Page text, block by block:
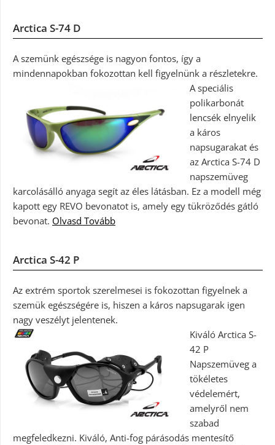
Arctica S-74 D
A szemünk egészsége is nagyon fontos, így a
mindennapokban fokozottan kell figyelnünk a részletekre.
A speciális
polikarbonát
lencsék elnyelik
a káros
napsugarakat és
az Arctica S-74 D
napszemüveg
karcolásálló anyaga segít az éles látásban. Ez a modell még
kapott egy REVO bevonatot is, amely egy tükröződés gátló
bevonat. Olvasd Tovább
Arctica S-42 P
Az extrém sportok szerelmesei is fokozottan figyelnek a
szemük egészségére is, hiszen a káros napsugarak igen
nagy veszélyt jelentenek.
Kiváló Arctica S-
42 P
Napszemüveg a
tökéletes
védelemért,
amelyről nem
szabad
megfeledkezni. Kiváló, Anti-fog párásodás mentesítő